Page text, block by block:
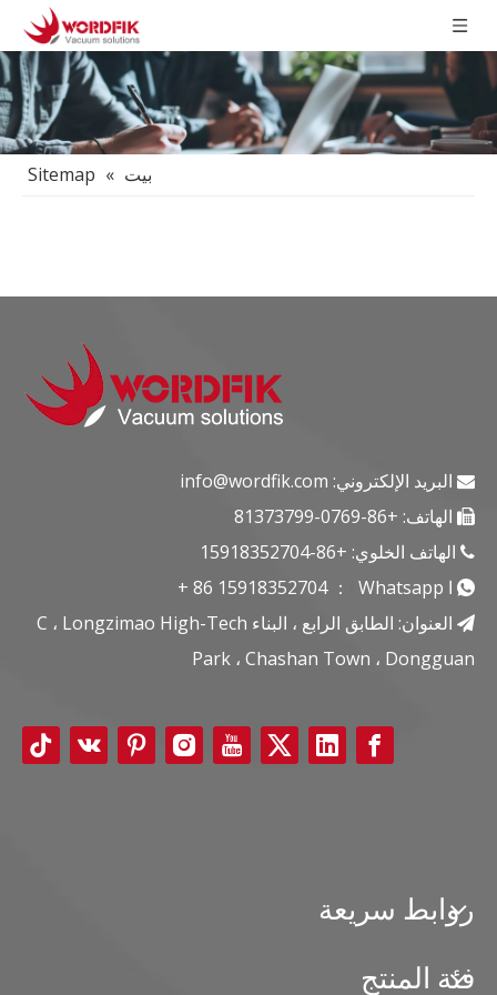
بيت »
Sitemap
 البريد الإلكتروني: info@wordfik.com
 الهاتف: +86-0769-81373799
 الهاتف الخلوي: +86-15918352704
 ا Whatsapp
：
+ 86 15918352704

العنوان: الطابق الرابع ، البناء C ، Longzimao High-Tech
Park ، Chashan Town ، Dongguan
روابط سريعة
فئة المنتج